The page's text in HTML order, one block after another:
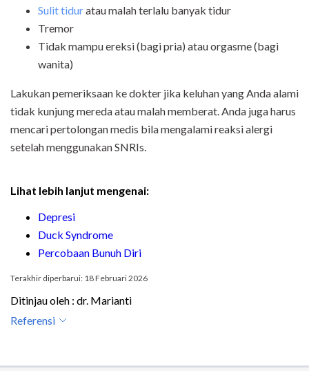
Sulit tiduratau malah terlalu banyak tidur
Tremor
Tidak mampu ereksi (bagi pria) atau orgasme (bagi
wanita)
Lakukan pemeriksaan ke dokter jika keluhan yang Anda alami
tidak kunjung mereda atau malah memberat. Anda juga harus
mencari pertolongan medis bila mengalami reaksi alergi
setelah menggunakan SNRIs.
Lihat lebih lanjut mengenai:
Depresi
Duck Syndrome
Percobaan Bunuh Diri
Terakhir diperbarui: 18 Februari 2026